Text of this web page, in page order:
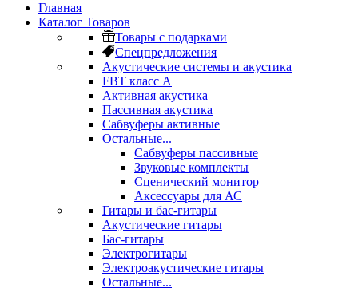
Главная
Каталог Товаров
Товары с подарками
Спецпредложения
Акустические системы и акустика
FBT класс А
Активная акустика
Пассивная акустика
Сабвуферы активные
Остальные...
Сабвуферы пассивные
Звуковые комплекты
Сценический монитор
Аксессуары для АС
Гитары и бас-гитары
Акустические гитары
Бас-гитары
Электрогитары
Электроакустические гитары
Остальные...